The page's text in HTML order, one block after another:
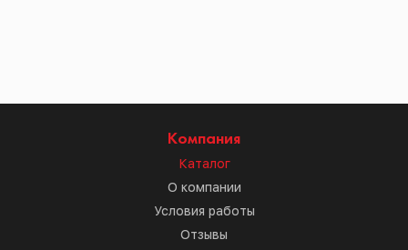
Компания
Каталог
О компании
Условия работы
Отзывы